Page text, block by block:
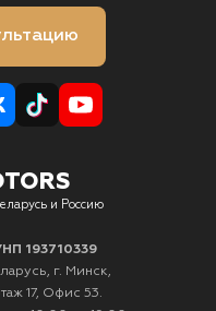
и Россию
193710339
г. Минск,
17, Офис 53.